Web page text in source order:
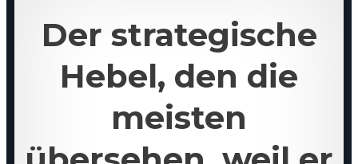
Der strategische
Hebel, den die
meisten